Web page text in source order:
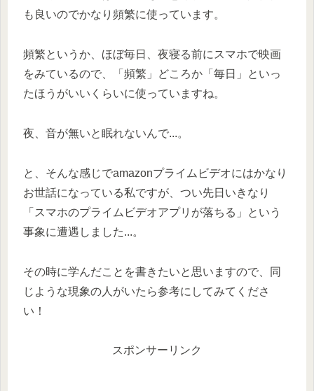
も良いのでかなり頻繁に使っています。
頻繁というか、ほぼ毎日、夜寝る前にスマホで映画
をみているので、「頻繁」どころか「毎日」といっ
たほうがいいくらいに使っていますね。
夜、音が無いと眠れないんで...。
と、そんな感じでamazonプライムビデオにはかなり
お世話になっている私ですが、つい先日いきなり
「スマホのプライムビデオアプリが落ちる」という
事象に遭遇しました...。
その時に学んだことを書きたいと思いますので、同
じような現象の人がいたら参考にしてみてくださ
い！
スポンサーリンク